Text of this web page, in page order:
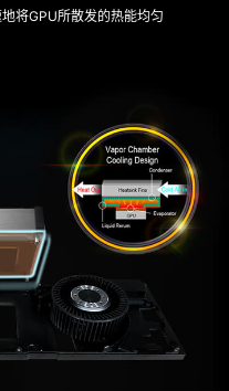
将GPU所散发的热能均匀